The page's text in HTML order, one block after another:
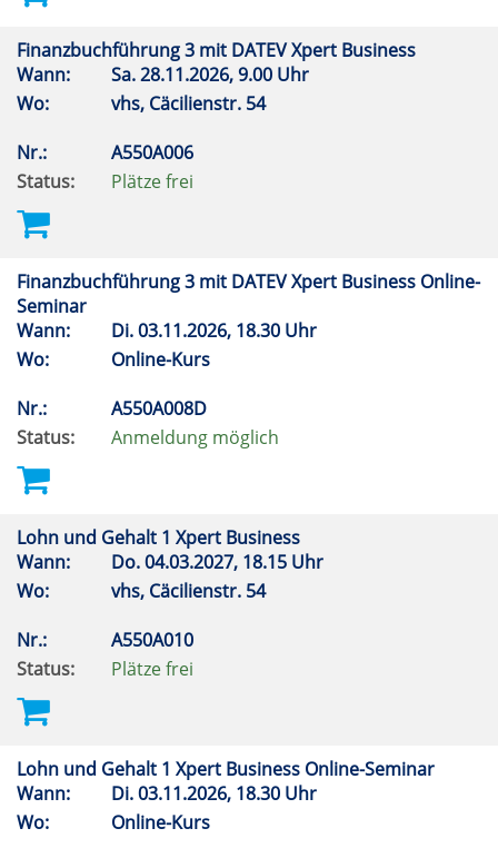
Finanzbuchführung 3 mit DATEV Xpert Business
Wann:
Sa.28.11.2026, 9.00 Uhr
Wo:
vhs, Cäcilienstr. 54
Nr.:
A550A006
Status:
Plätze frei
Finanzbuchführung 3 mit DATEV Xpert Business Online-
Seminar
Wann:
Di.03.11.2026, 18.30 Uhr
Wo:
Online-Kurs
Nr.:
A550A008D
Status:
Anmeldung möglich
Lohn und Gehalt 1 Xpert Business
Wann:
Do.04.03.2027, 18.15 Uhr
Wo:
vhs, Cäcilienstr. 54
Nr.:
A550A010
Status:
Plätze frei
Lohn und Gehalt 1 Xpert Business Online-Seminar
Wann:
Di.03.11.2026, 18.30 Uhr
Wo:
Online-Kurs